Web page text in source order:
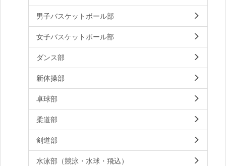
男子バスケットボール部
女子バスケットボール部
ダンス部
新体操部
卓球部
柔道部
剣道部
水泳部（競泳・水球・飛込）